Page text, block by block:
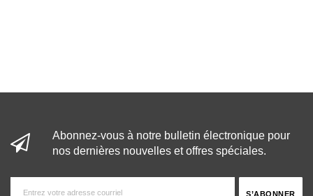
Abonnez-vous à notre bulletin électronique pour
nos dernières nouvelles et offres spéciales.